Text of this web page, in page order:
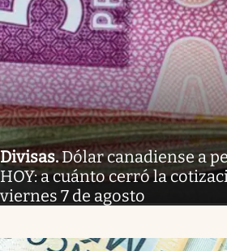
Divisas.Dólar canadiense a
HOY: a cuánto cerró la
viernes 7 de agosto